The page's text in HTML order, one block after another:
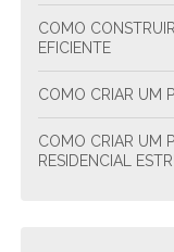
COMO CONSTRUIR DE FORMA SUSTENTÁVEL E
EFICIENTE
COMO CRIAR UM
COMO CRIAR UM PROJETO DE CONDOMÍNIO
RESIDENCIAL